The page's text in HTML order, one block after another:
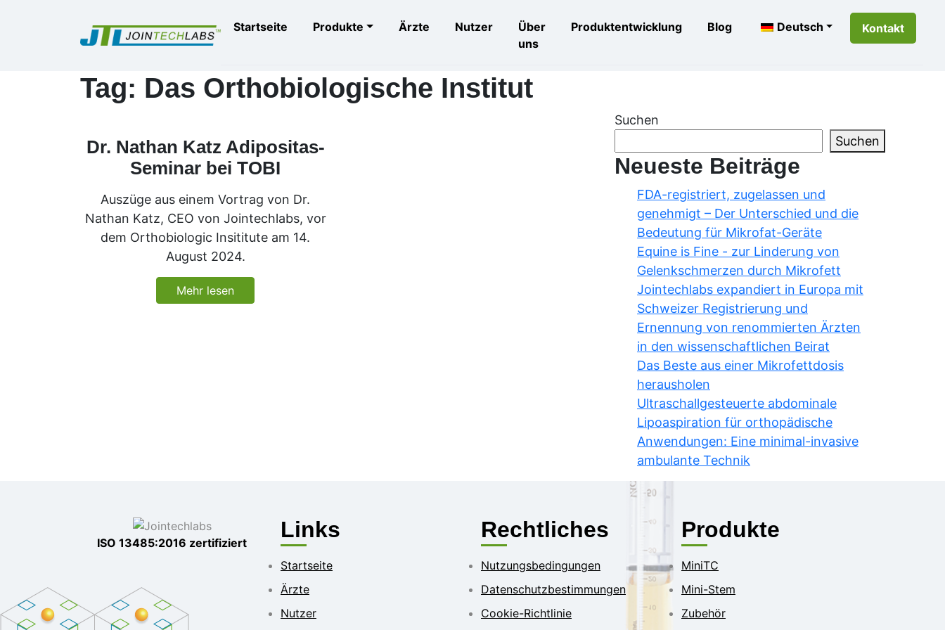
Startseite Produkte Ärzte Nutzer
Über
uns
Produktentwicklung Blog Deutsch Kontakt
Tag: Das Orthobiologische Institut
Dr. Nathan Katz Adipositas-
Seminar bei TOBI
Auszüge aus einem Vortrag von Dr.
Nathan Katz, CEO von Jointechlabs, vor
dem Orthobiologic Insititute am 14.
August 2024.
Mehr lesen
Suchen
Suchen
Neueste Beiträge
FDA-registriert, zugelassen und
genehmigt – Der Unterschied und die
Bedeutung für Mikrofat-Geräte
Equine is Fine - zur Linderung von
Gelenkschmerzen durch Mikrofett
Jointechlabs expandiert in Europa mit
Schweizer Registrierung und
Ernennung von renommierten Ärzten
in den wissenschaftlichen Beirat
Das Beste aus einer Mikrofettdosis
herausholen
Ultraschallgesteuerte abdominale
Lipoaspiration für orthopädische
Anwendungen: Eine minimal-invasive
ambulante Technik
ISO 13485:2016 zertifiziert
Links
Startseite
Ärzte
Nutzer
Rechtliches
Nutzungsbedingungen
Datenschutzbestimmungen
Cookie-Richtlinie
Produkte
MiniTC
Mini-Stem
Zubehör